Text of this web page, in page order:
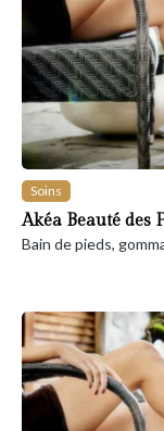
Soins
Akéa Beauté des
Bain de pieds,